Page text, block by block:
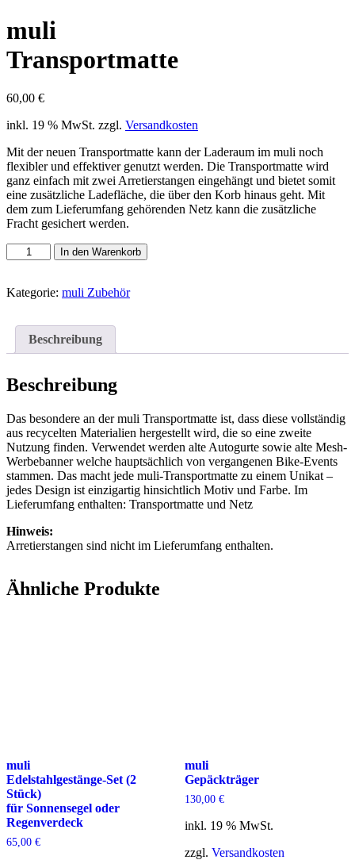
muli
Transportmatte
60,00 €
inkl. 19 % MwSt. zzgl. Versandkosten
Mit der neuen Transportmatte kann der Laderaum im muli noch
flexibler und effektiver genutzt werden. Die Transportmatte wird
ganz einfach mit zwei Arretierstangen eingehängt und bietet somit
eine zusätzliche Ladefläche, die über den Korb hinaus geht. Mit
dem zum Lieferumfang gehörenden Netz kann die zusätzliche
Fracht gesichert werden.
muli
|
Menge
In den Warenkorb
Kategorie: muli Zubehör
Beschreibung
Beschreibung
Das besondere an der muli Transportmatte ist, dass diese vollständig
aus recycelten Materialien hergestellt wird, die so eine zweite
Nutzung finden. Verwendet werden alte Autogurte sowie alte Mesh-
Werbebanner welche hauptsächlich von vergangenen Bike-Events
stammen. Das macht jede muli-Transportmatte zu einem Unikat –
jedes Design ist einzigartig hinsichtlich Motiv und Farbe. Im
Lieferumfang enthalten: Transportmatte und Netz
Hinweis:
Arretierstangen sind nicht im Lieferumfang enthalten.
Ähnliche Produkte
muli
Edelstahlgestänge-Set (2
Stück)
für Sonnensegel oder
Regenverdeck
65,00 €
muli
Gepäckträger
130,00 €
inkl. 19 % MwSt.
zzgl. Versandkosten